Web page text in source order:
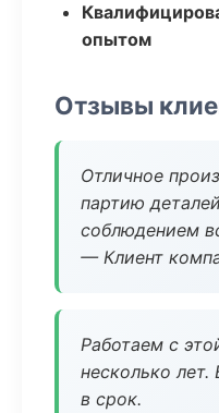
опытом
Отзывы
Отличное
партию
соблюдением
— Клиент
Работаем с
несколько лет.
в срок.